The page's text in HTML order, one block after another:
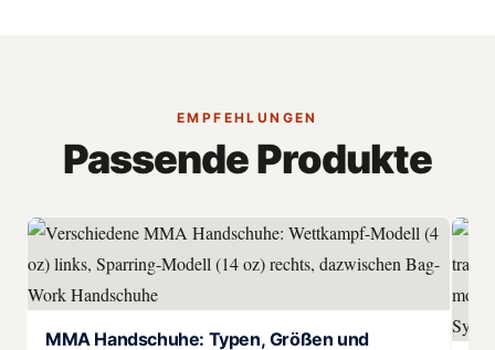
EMPFEHLUNGEN
Passende Produkte
MMA Handschuhe: Typen, Größen und